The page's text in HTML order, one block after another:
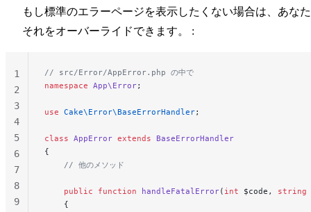
もし標準のエラーページを表示したくない場合は、あな
それをオーバーライドできます。 :
// src/Error/AppError.php の中で
namespace App\Error;
use Cake\Error\BaseErrorHandler;
class AppError extends BaseErrorHandler
{
    // 他のメソッド
    public
function handleFatalError( int $code, string
    {
1
2
3
4
5
6
7
8
9